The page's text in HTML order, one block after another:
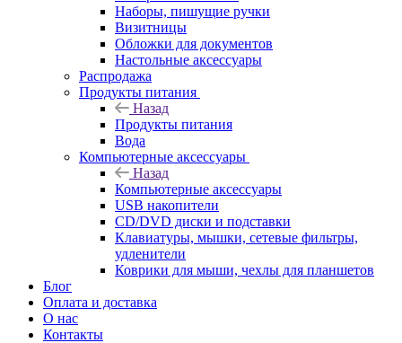
Наборы, пишущие ручки
Визитницы
Обложки для документов
Настольные аксессуары
Распродажа
Продукты питания
Назад
Продукты питания
Вода
Компьютерные аксессуары
Назад
Компьютерные аксессуары
USB накопители
CD/DVD диски и подставки
Клавиатуры, мышки, сетевые фильтры,
удленители
Коврики для мыши, чехлы для планшетов
Блог
Оплата и доставка
О нас
Контакты